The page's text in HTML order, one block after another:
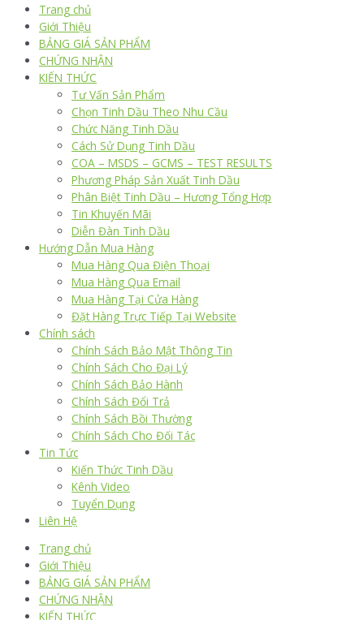
Trang chủ
Giới Thiệu
BẢNG GIÁ SẢN PHẨM
CHỨNG NHẬN
KIẾN THỨC
Tư Vấn Sản Phẩm
Chọn Tinh Dầu Theo Nhu Cầu
Chức Năng Tinh Dầu
Cách Sử Dụng Tinh Dầu
COA – MSDS – GCMS – TEST RESULTS
Phương Pháp Sản Xuất Tinh Dầu
Phân Biệt Tinh Dầu – Hương Tổng Hợp
Tin Khuyến Mãi
Diễn Đàn Tinh Dầu
Hướng Dẫn Mua Hàng
Mua Hàng Qua Điện Thoại
Mua Hàng Qua Email
Mua Hàng Tại Cửa Hàng
Đặt Hàng Trực Tiếp Tại Website
Chính sách
Chính Sách Bảo Mật Thông Tin
Chính Sách Cho Đại Lý
Chính Sách Bảo Hành
Chính Sách Đổi Trả
Chính Sách Bồi Thường
Chính Sách Cho Đối Tác
Tin Tức
Kiến Thức Tinh Dầu
Kênh Video
Tuyển Dụng
Liên Hệ
Trang chủ
Giới Thiệu
BẢNG GIÁ SẢN PHẨM
CHỨNG NHẬN
KIẾN THỨC